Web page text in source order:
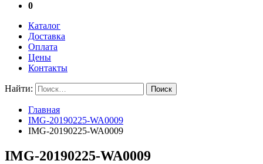
0
Каталог
Доставка
Оплата
Цены
Контакты
Найти:
Главная
IMG-20190225-WA0009
IMG-20190225-WA0009
IMG-20190225-WA0009